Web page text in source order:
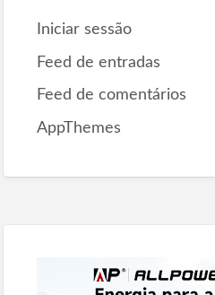
Iniciar sessão
Feed de entradas
Feed de comentários
AppThemes